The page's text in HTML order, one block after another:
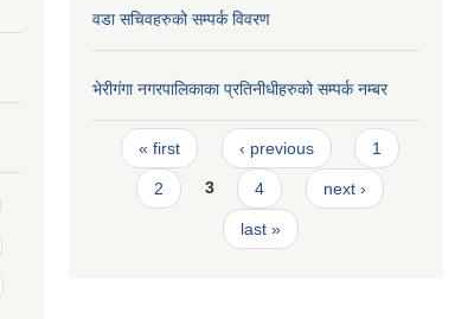
वडा सचिवहरुको सम्पर्क विवरण
भेरीगंगा नगरपालिकाका प्रतिनीधीहरुको सम्पर्क नम्बर
Pages
« first ‹ previous 1
2 3 4 next ›
last »